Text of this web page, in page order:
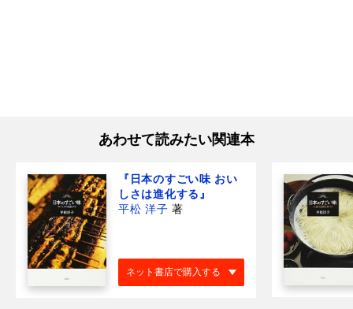
あわせて読みたい関連本
『日本のすごい味 おい
しさは進化する』
平松 洋子 著
ネット書店で購入する